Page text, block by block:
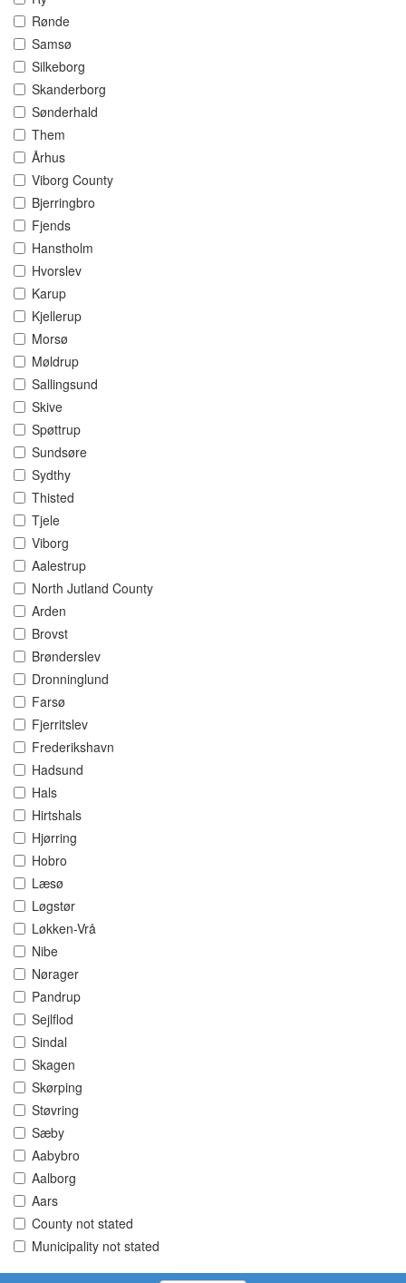
Rønde
Samsø
Silkeborg
Skanderborg
Sønderhald
Them
Århus
Viborg County
Bjerringbro
Fjends
Hanstholm
Hvorslev
Karup
Kjellerup
Morsø
Møldrup
Sallingsund
Skive
Spøttrup
Sundsøre
Sydthy
Thisted
Tjele
Viborg
Aalestrup
North Jutland County
Arden
Brovst
Brønderslev
Dronninglund
Farsø
Fjerritslev
Frederikshavn
Hadsund
Hals
Hirtshals
Hjørring
Hobro
Læsø
Løgstør
Løkken-Vrå
Nibe
Nørager
Pandrup
Sejlflod
Sindal
Skagen
Skørping
Støvring
Sæby
Aabybro
Aalborg
Aars
County not stated
Municipality not stated